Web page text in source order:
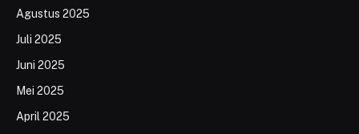
Agustus 2025
Juli 2025
Juni 2025
Mei 2025
April 2025